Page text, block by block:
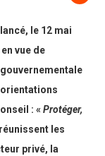
le 12 mai
vue de
: «Protéger,
les
privé, la